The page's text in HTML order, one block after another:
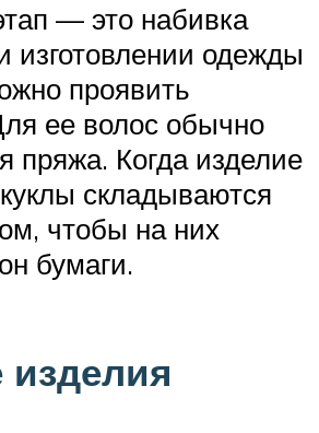
— это набивка
изготовлении одежды
проявить
ее волос обычно
пряжа. Когда изделие
куклы складываются
чтобы на них
бумаги.